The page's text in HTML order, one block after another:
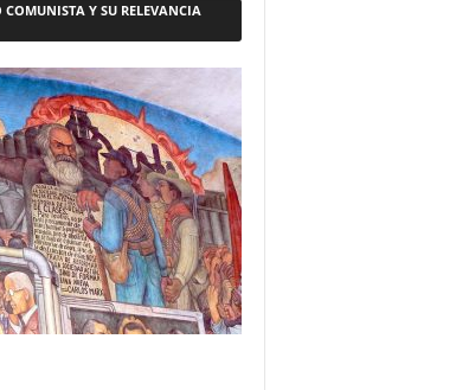
COMUNISTA Y SU RELEVANCIA